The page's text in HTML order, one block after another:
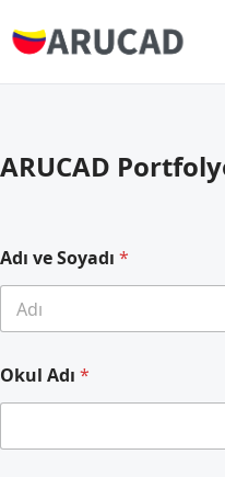
ARUCAD
Adı ve Soyadı *
Okul Adı *